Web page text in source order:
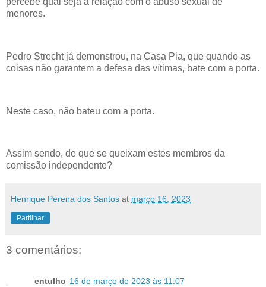
menores.
Pedro Strecht já demonstrou, na Casa Pia, que quando as
coisas não garantem a defesa das vítimas, bate com a porta.
Neste caso, não bateu com a porta.
Assim sendo, de que se queixam estes membros da
comissão independente?
Henrique Pereira dos Santos at março 16, 2023
Partilhar
3 comentários:
entulho 16 de março de 2023 às 11:07